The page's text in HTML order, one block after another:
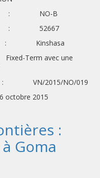
B
52667
Kinshasa
avec une
2015/NO/019
octobre 2015
:
Goma